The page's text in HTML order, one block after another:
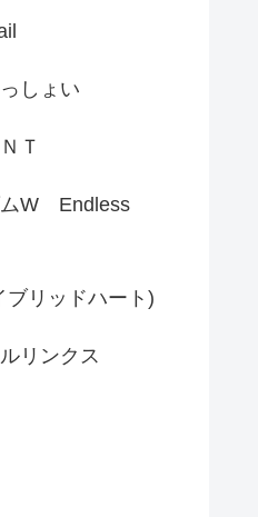
しょい
Ｔ
ムW Endless
ブリッドハート)
リンクス